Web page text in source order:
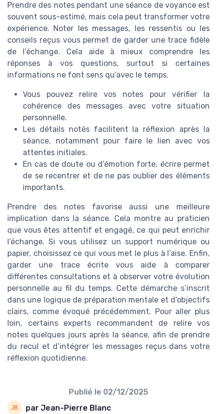
Prendre des notes pendant une séance de voyance est
souvent sous-estimé, mais cela peut transformer votre
expérience. Noter les messages, les ressentis ou les
conseils reçus vous permet de garder une trace fidèle
de l’échange. Cela aide à mieux comprendre les
réponses à vos questions, surtout si certaines
informations ne font sens qu’avec le temps.
Vous pouvez relire vos notes pour vérifier la
cohérence des messages avec votre situation
personnelle.
Les détails notés facilitent la réflexion après la
séance, notamment pour faire le lien avec vos
attentes initiales.
En cas de doute ou d’émotion forte, écrire permet
de se recentrer et de ne pas oublier des éléments
importants.
Prendre des notes favorise aussi une meilleure
implication dans la séance. Cela montre au praticien
que vous êtes attentif et engagé, ce qui peut enrichir
l’échange. Si vous utilisez un support numérique ou
papier, choisissez ce qui vous met le plus à l’aise. Enfin,
garder une trace écrite vous aide à comparer
différentes consultations et à observer votre évolution
personnelle au fil du temps. Cette démarche s’inscrit
dans une logique de préparation mentale et d’objectifs
clairs, comme évoqué précédemment. Pour aller plus
loin, certains experts recommandent de relire vos
notes quelques jours après la séance, afin de prendre
du recul et d’intégrer les messages reçus dans votre
réflexion quotidienne.
Publié le 02/12/2025
par Jean-Pierre Blanc